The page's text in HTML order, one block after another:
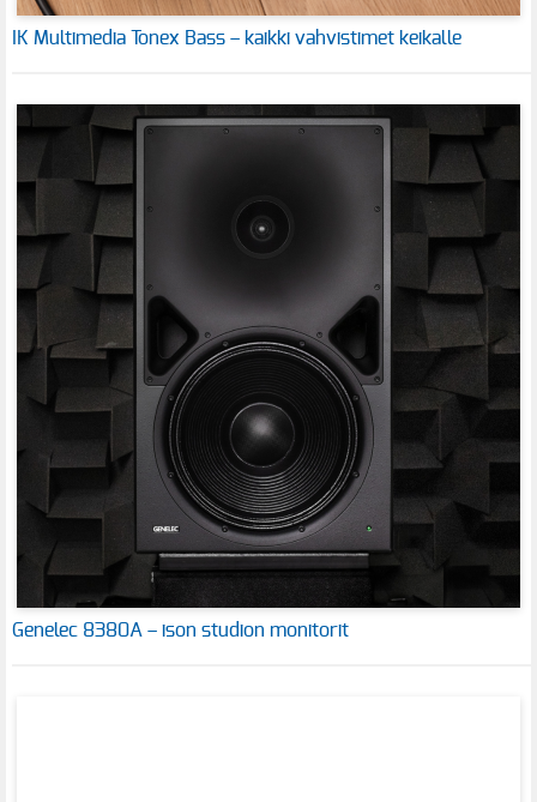
IK Multimedia Tonex Bass – kaikki vahvistimet keikalle
Genelec 8380A – ison studion monitorit